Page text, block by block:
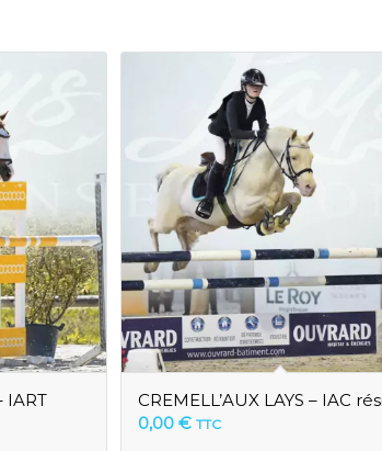
IART
CREMELL’AUX LAYS – IAC
0,00€ TTC